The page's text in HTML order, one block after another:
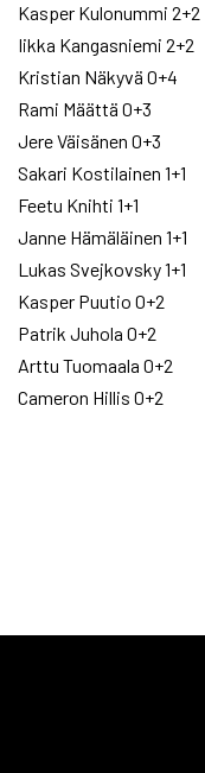
Kasper Kulonummi 2+2
Iikka Kangasniemi 2+2
Kristian Näkyvä 0+4
Rami Määttä 0+3
Jere Väisänen 0+3
Sakari Kostilainen 1+1
Feetu Knihti 1+1
Janne Hämäläinen 1+1
Lukas Svejkovsky 1+1
Kasper Puutio 0+2
Patrik Juhola 0+2
Arttu Tuomaala 0+2
Cameron Hillis 0+2